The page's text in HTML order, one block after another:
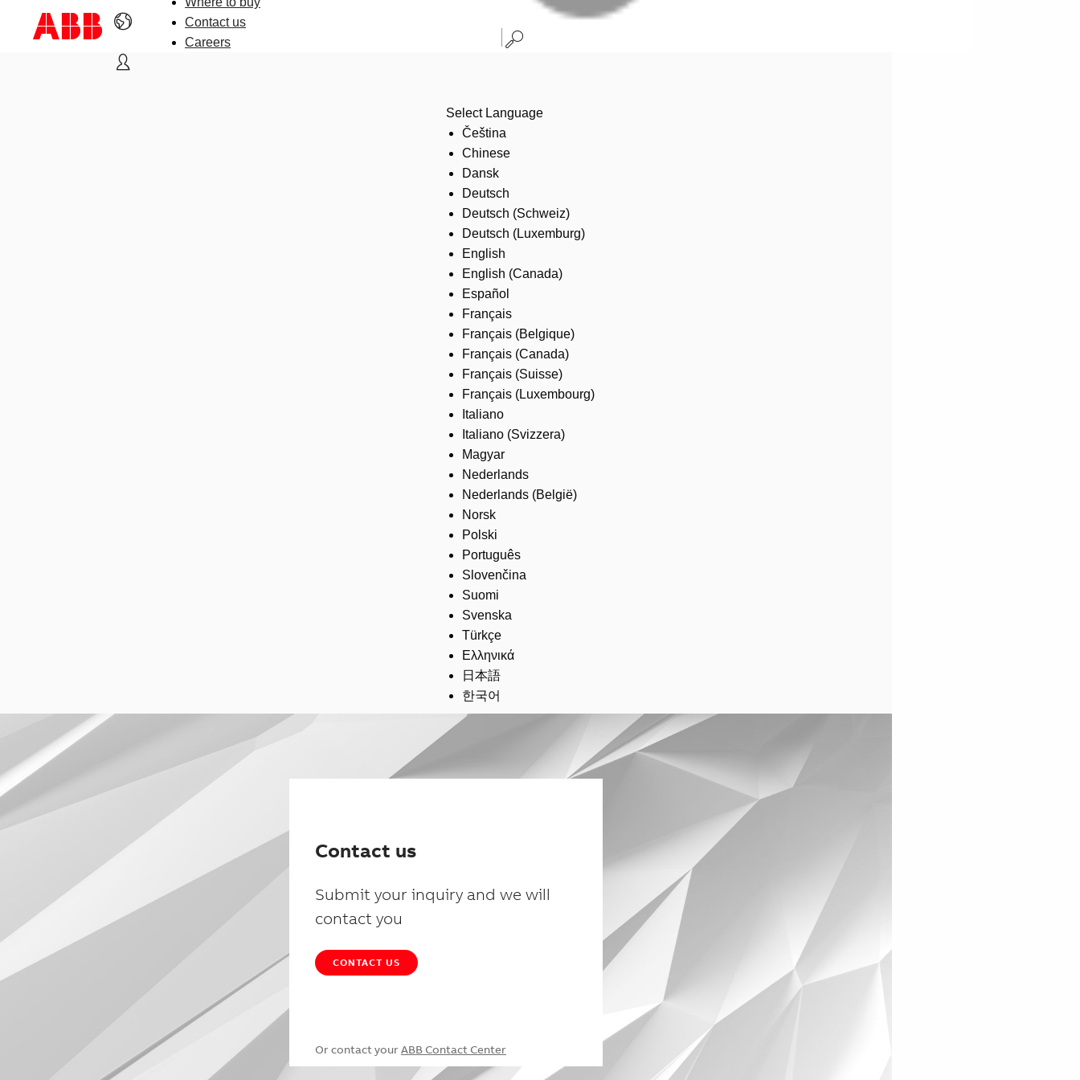
Contact us
Careers
Select Language
Čeština
Chinese
Dansk
Deutsch
Deutsch (Schweiz)
Deutsch (Luxemburg)
English
English (Canada)
Español
Français
Français (Belgique)
Français (Canada)
Français (Suisse)
Français (Luxembourg)
Italiano
Italiano (Svizzera)
Magyar
Nederlands
Nederlands (België)
Norsk
Polski
Português
Slovenčina
Suomi
Svenska
Türkçe
Ελληνικά
日本語
한국어
Contact us
Submit your inquiry and we will
contact you
CONTACT US
Or contact your ABB Contact Center